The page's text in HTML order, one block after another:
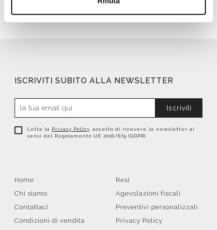
ISCRIVITI SUBITO ALLA NEWSLETTER
Iscriviti
Letta la Privacy Policy , accetto di ricevere la newsletter ai
sensi del Regolamento UE 2016/679 (GDPR)
Home
Chi siamo
Contattaci
Condizioni di vendita
Resi
Agevolazioni fiscali
Preventivi personalizzati
Privacy Policy